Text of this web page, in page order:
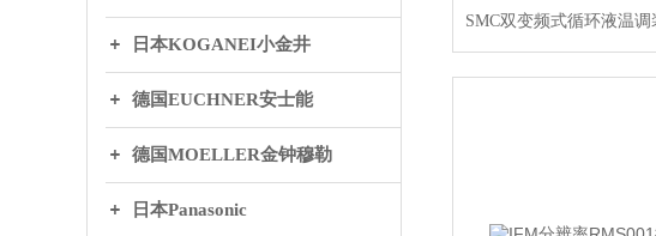
日本KOGANEI小金井
德国EUCHNER安士能
德国MOELLER金钟穆勒
日本Panasonic